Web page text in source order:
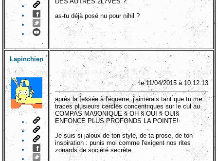
as-tu déjà posé nu pour nihil ?
Lapinchien
le 11/04/2015 à 10:12:13
après la fessée à l'équerre, j'aimerais tant que tu me
traces plusieurs cercles concentriques sur le cul au
COMPAS MA9ONIQUE § OH § OUI § OUI§
ENFONCE PLUS PROFONDS LA POINTE!
Je suis si jaloux de ton style, de ta prose, de ton
inspiration : punis moi comme l'exigent nos rites
zonards de société secrète.